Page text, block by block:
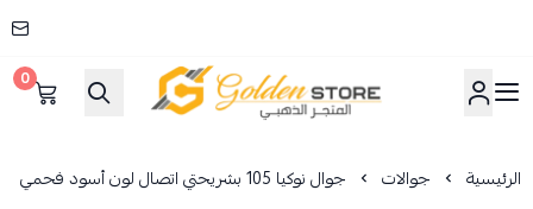
المتجر الذهبي
0
الرئيسية جوالات جوال نوكيا 105 بشريحتي اتصال لون أسود فحمي